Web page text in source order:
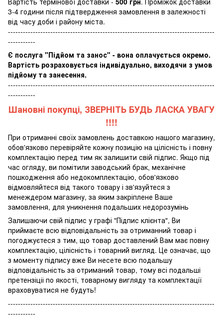
3-4 години після підтвердження замовлення в залежності
від часу доби і району міста.
-----------------------------------------------------------------------------------
-----------
Є послуга "Підйом та занос" - вона оплачується окремо.
Вартість розраховується індивідуально, виходячи з умов
підйому та занесення.
-----------------------------------------------------------------------------------
-----------
Шановні покупці, ЗВЕРНІТЬ БУДЬ ЛАСКА УВАГУ
!!!!
При отриманні своїх замовлень доставкою нашого магазину,
обов'язково перевіряйте кожну позицію на цілісність і повну
комплектацію перед тим як залишити свій підпис. Якщо під
час огляду, ви помітили заводський брак, механічне
пошкодження або недокомплектацію, обов'язково
відмовляйтеся від такого товару і зв'язуйтеся з
менеждером магазину, за яким закріплене Ваше
замовлення, для уникнення подальших недорозумінь
Залишаючи свій підпис у графі "Підпис клієнта", Ви
приймаєте всю відповідальність за отриманний товар і
погоджуєтеся з тим, що товар доставлений Вам має повну
комплектацію, цілісність і товарний вигляд. Це означає, що
з моменту підпису вже Ви несете всю подальшу
відповідальність за отриманий товар, тому всі подальші
претензіціі по якості, товарному вигляду та комплектації
враховуватися не будуть!
-----------------------------------------------------------------------------------
-----------